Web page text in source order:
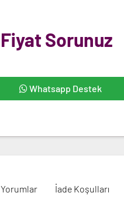
Fiyat Sorunuz
Whatsapp Destek
Yorumlar İade Koşulları